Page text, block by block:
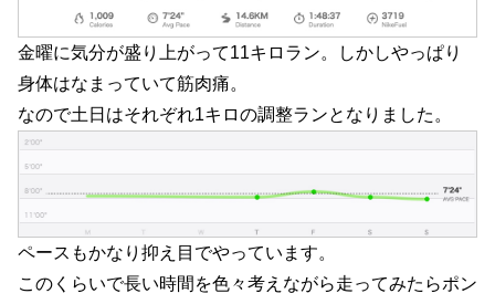
金曜に気分が盛り上がって11キロラン。しかしやっぱり
身体はなまっていて筋肉痛。
なので土日はそれぞれ1キロの調整ランとなりました。
ペースもかなり抑え目でやっています。
このくらいで長い時間を色々考えながら走ってみたらポン